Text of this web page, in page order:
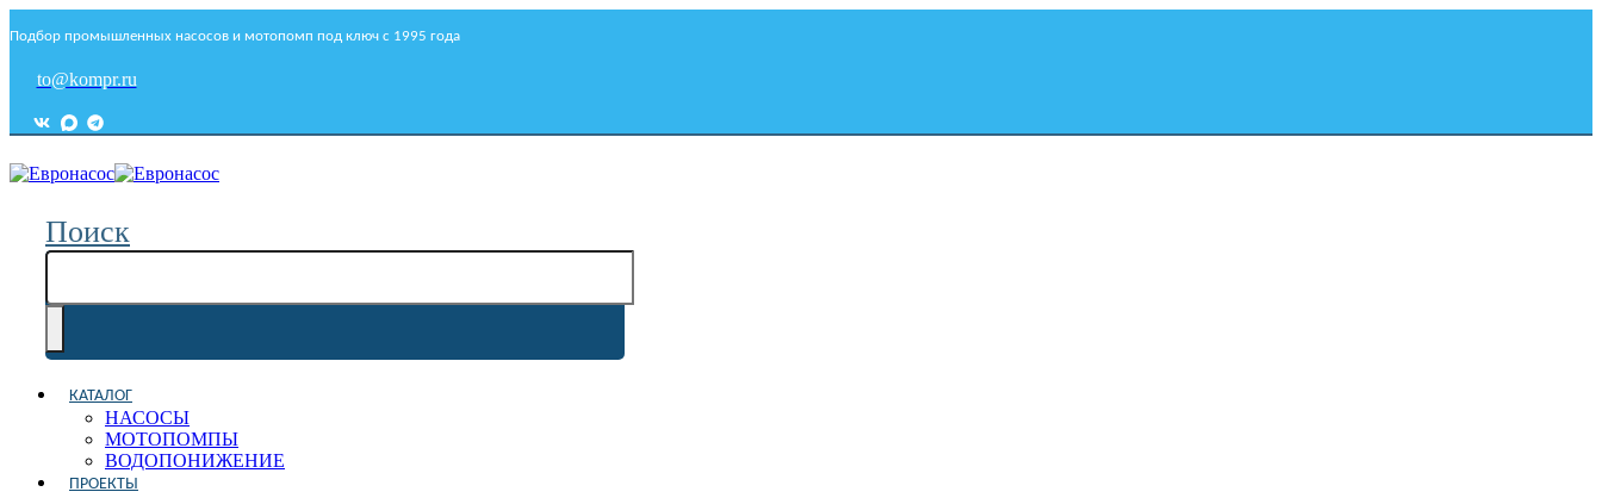
Подбор промышленных насосов и мотопомп под ключ с 1995 года
to@kompr.ru
Поиск
КАТАЛОГ
НАСОСЫ
МОТОПОМПЫ
ВОДОПОНИЖЕНИЕ
ПРОЕКТЫ